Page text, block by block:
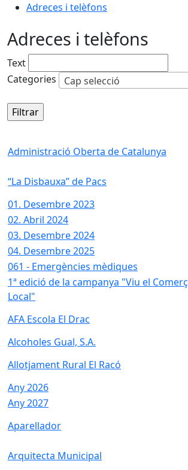
Adreces i telèfons
Adreces i telèfons
Text
Categories
Cap selecció
Administració Oberta de Catalunya
“La Disbauxa” de Pacs
01. Desembre 2023
02. Abril 2024
03. Desembre 2024
04. Desembre 2025
061 - Emergències mèdiques
1ª edició de la campanya "Viu el Comerç
Local"
AFA Escola El Drac
Alcoholes Gual, S.A.
Allotjament Rural El Racó
Any 2026
Any 2027
Aparellador
Arquitecta Municipal